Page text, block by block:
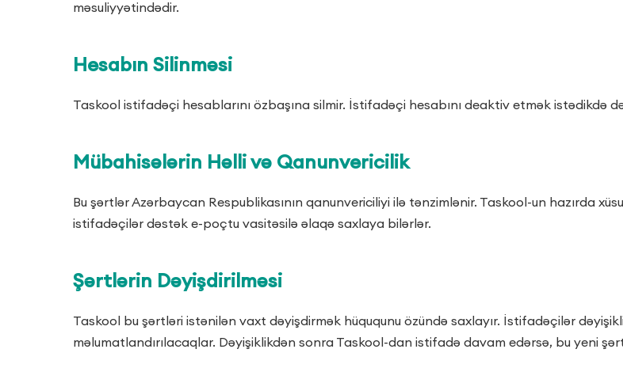
məsuliyyətindədir.
Hesabın Silinməsi
Taskool istifadəçi hesablarını özbaşına silmir. İstifadəçi hesabını deaktiv etmək istədikdə
Mübahisələrin Həlli və Qanunvericilik
Bu şərtlər Azərbaycan Respublikasının qanunvericiliyi ilə tənzimlənir. Taskool-un hazırda
istifadəçilər dəstək e-poçtu vasitəsilə əlaqə saxlaya bilərlər.
Şərtlərin Dəyişdirilməsi
Taskool bu şərtləri istənilən vaxt dəyişdirmək hüququnu özündə saxlayır. İstifadəçilər
məlumatlandırılacaqlar. Dəyişiklikdən sonra Taskool-dan istifadə davam edərsə, bu yeni